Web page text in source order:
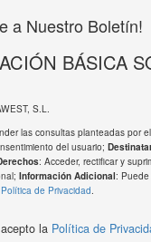
a Nuestro Boletín!
BÁSICA
S.L.
las consultas planteadas por
del usuario;
: Acceder, rectificar y
Información Adicional: Puede
Política de Privacidad
la Política de